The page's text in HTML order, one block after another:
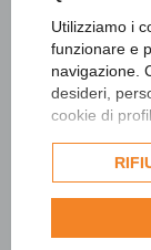
Utilizziamo i
funzionare e
navigazione.
desideri,
cookie di
dell'utente e,
per
informazioni